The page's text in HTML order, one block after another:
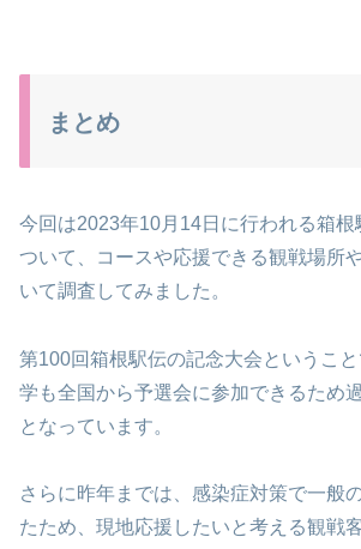
まとめ
今回は2023年10月14日に行われる箱根
ついて、コースや応援できる観戦場所
いて調査してみました。
第100回箱根駅伝の記念大会というこ
学も全国から予選会に参加できるため
となっています。
さらに昨年までは、感染症対策で一般
たため、現地応援したいと考える観戦